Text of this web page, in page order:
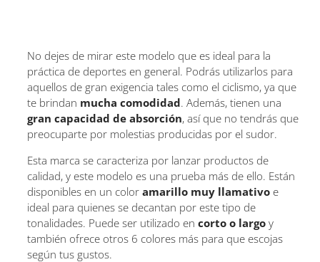
No dejes de mirar este modelo que es ideal para la
práctica de deportes en general. Podrás utilizarlos para
aquellos de gran exigencia tales como el ciclismo, ya que
te brindan mucha comodidad. Además, tienen una
gran capacidad de absorción, así que no tendrás que
preocuparte por molestias producidas por el sudor.
Esta marca se caracteriza por lanzar productos de
calidad, y este modelo es una prueba más de ello. Están
disponibles en un color amarillo muy llamativoe
ideal para quienes se decantan por este tipo de
tonalidades. Puede ser utilizado en corto o largoy
también ofrece otros 6 colores más para que escojas
según tus gustos.